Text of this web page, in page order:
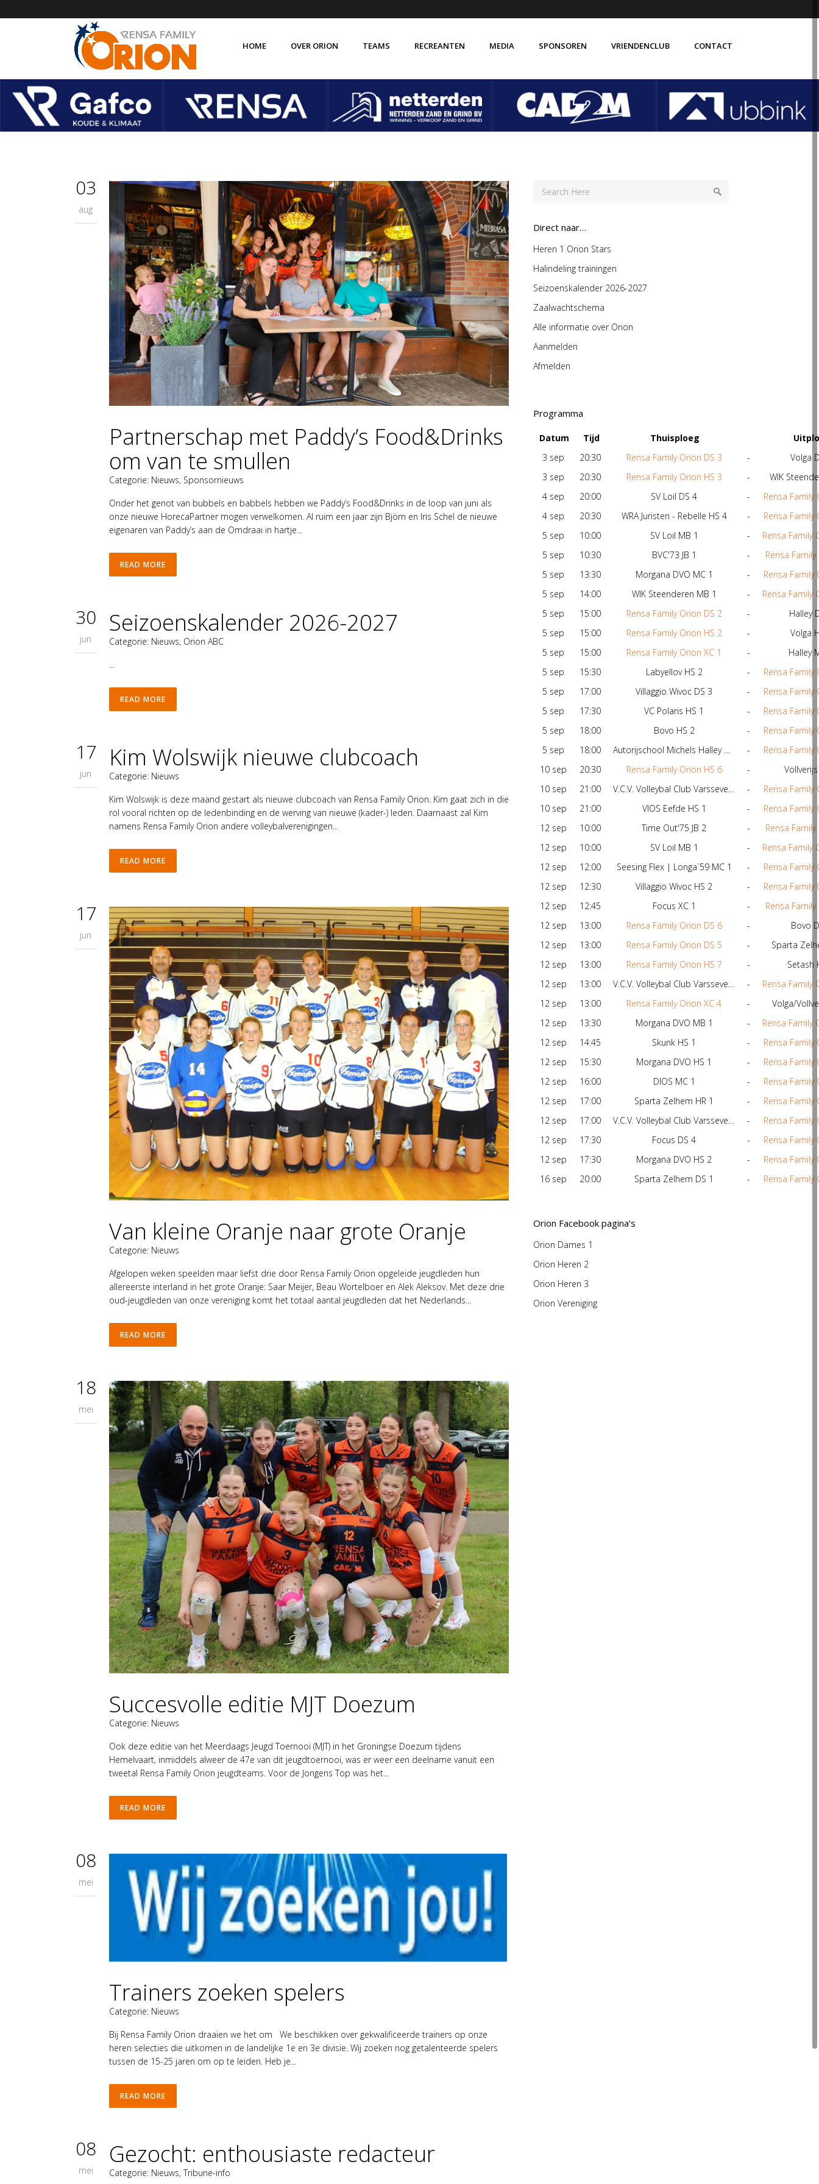
HOME OVER ORION
Over de vereniging Orion
Organisatie
Verenigingsbrede gedragscode
Vertrouwenscontactpersoon
TEAMS RECREANTEN MEDIA SPONSOREN VRIENDENCLUB CONTACT
03
aug
Partnerschap met Paddy’s Food&Drinks
om van te smullen
Categorie: Nieuws, Sponsornieuws
Onder het genot van bubbels en babbels hebben we Paddy’s Food&Drinks in de loop van juni als
onze nieuwe HorecaPartner mogen verwelkomen. Al ruim een jaar zijn Björn en Iris Schel de nieuwe
eigenaren van Paddy’s aan de Omdraai in hartje...
READ MORE
30
jun
Seizoenskalender 2026-2027
Categorie: Nieuws, Orion ABC
...
READ MORE
17
jun
Kim Wolswijk nieuwe clubcoach
Categorie: Nieuws
Kim Wolswijk is deze maand gestart als nieuwe clubcoach van Rensa Family Orion. Kim gaat zich in die
rol vooral richten op de ledenbinding en de werving van nieuwe (kader-) leden. Daarnaast zal Kim
namens Rensa Family Orion andere volleybalverenigingen...
READ MORE
17
jun
Van kleine Oranje naar grote Oranje
Categorie: Nieuws
Afgelopen weken speelden maar liefst drie door Rensa Family Orion opgeleide jeugdleden hun
allereerste interland in het grote Oranje: Saar Meijer, Beau Wortelboer en Alek Aleksov. Met deze drie
oud-jeugdleden van onze vereniging komt het totaal aantal jeugdleden dat het Nederlands...
READ MORE
18
mei
Succesvolle editie MJT Doezum
Categorie: Nieuws
Ook deze editie van het Meerdaags Jeugd Toernooi (MJT) in het Groningse Doezum tijdens
Hemelvaart, inmiddels alweer de 47e van dit jeugdtoernooi, was er weer een deelname vanuit een
tweetal Rensa Family Orion jeugdteams. Voor de Jongens Top was het...
READ MORE
08
mei
Trainers zoeken spelers
Categorie: Nieuws
Bij Rensa Family Orion draaien we het om We beschikken over gekwalificeerde trainers op onze
heren selecties die uitkomen in de landelijke 1e en 3e divisie. Wij zoeken nog getalenteerde spelers
tussen de 15-25 jaren om op te leiden. Heb je...
READ MORE
08
mei
Gezocht: enthousiaste redacteur
Categorie: Nieuws,Tribune-info
Direct naar…
Heren 1 Orion Stars
Halindeling trainingen
Seizoenskalender 2026-2027
Zaalwachtschema
Alle informatie over Orion
Aanmelden
Afmelden
Programma
Datum Tijd Thuisploeg
3 sep
20:30 Rensa Family Orion DS 3 -
Volga
3 sep
20:30 Rensa Family Orion HS 3 -
WIK
4 sep
20:00 SV Loil DS 4 -
Rensa Family
4 sep
20:30 WRA Juristen - Rebelle HS 4 -
Rensa Family
5 sep
10:00 SV Loil MB 1 -
Rensa Family
5 sep
10:30 BVC'73 JB 1 -
Rensa Family
5 sep
13:30 Morgana DVO MC 1 -
Rensa Family
5 sep
14:00 WIK Steenderen MB 1 -
Rensa Family
5 sep
15:00 Rensa Family Orion DS 2 -
Halley
5 sep
15:00 Rensa Family Orion HS 2 -
Volga
5 sep
15:00 Rensa Family Orion XC 1 -
Halley
5 sep
15:30 Labyellov HS 2 -
Rensa Family
5 sep
17:00 Villaggio Wivoc DS 3 -
Rensa Family
5 sep
17:30 VC Polaris HS 1 -
Rensa Family
5 sep
18:00 Bovo HS 2 -
Rensa Family
5 sep
18:00 Autorijschool Michels Halley DS 1 -
Rensa Family
10 sep
20:30 Rensa Family Orion HS 6 -
10 sep
21:00 V.C.V. Volleybal Club Varsseveld DS 4 -
Rensa Family
10 sep
21:00 VIOS Eefde HS 1 -
Rensa Family
12 sep
10:00 Time Out'75 JB 2 -
Rensa Family
12 sep
10:00 SV Loil MB 1 -
Rensa Family
12 sep
12:00 Seesing Flex | Longa`59 MC 1 -
Rensa Family
12 sep
12:30 Villaggio Wivoc HS 2 -
Rensa Family
12 sep
12:45 Focus XC 1 -
Rensa Family
12 sep
13:00 Rensa Family Orion DS 6 -
Bovo
12 sep
13:00 Rensa Family Orion DS 5 -
Sparta
12 sep
13:00 Rensa Family Orion HS 7 -
Setash
12 sep
13:00 V.C.V. Volleybal Club Varsseveld MB 1 -
Rensa Family
12 sep
13:00 Rensa Family Orion XC 4 -
Volga/
12 sep
13:30 Morgana DVO MB 1 -
Rensa Family
12 sep
14:45 Skunk HS 1 -
Rensa Family
12 sep
15:30 Morgana DVO HS 1 -
Rensa Family
12 sep
16:00 DIOS MC 1 -
Rensa Family
12 sep
17:00 Sparta Zelhem HR 1 -
Rensa Family
12 sep
17:00 V.C.V. Volleybal Club Varsseveld DS 1 -
Rensa Family
12 sep
17:30 Focus DS 4 -
Rensa Family
12 sep
17:30 Morgana DVO HS 2 -
Rensa Family
16 sep
20:00 Sparta Zelhem DS 1 - Rensa Family
Orion Facebook pagina’s
Orion Dames 1
Orion Heren 2
Orion Heren 3
Orion Vereniging